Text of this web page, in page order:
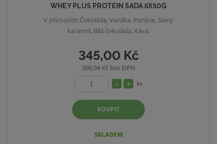
WHEY PLUS PROTEIN SADA 6X50G
345,00 Kč
308,04 Kč bez DPH
Z
m
ě
n
i
N
ý
S
í
ž
i
ks
KOUPIT
SKLADEM
V příchutích Čokoláda, Vanilka, Pistácie, Slaný
karamel, Bílá čokoláda, Káva.